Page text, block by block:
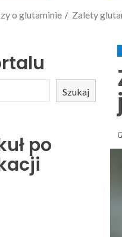
o glutaminie Zalety
Szukaj
po